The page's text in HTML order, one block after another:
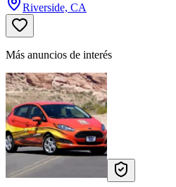
Riverside, CA
Más anuncios de interés